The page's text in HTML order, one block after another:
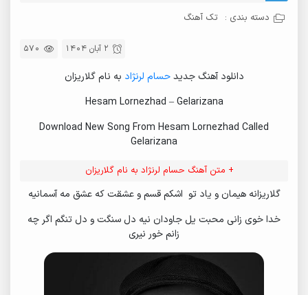
دسته بندی : تک آهنگ
570 2 آبان 1404
دانلود آهنگ جدیدحسام لرنژاد به نام گلاریزان
Hesam Lornezhad – Gelarizana
Download New Song From Hesam Lornezhad Called
Gelarizana
+ متن آهنگ حسام لرنژاد به نام گلاریزان
گلاریزانه هیمان و یاد تو اشکم قسم و عشقت که عشق مه آسمانیه
خدا خوی زانی محبت یل جاودان نیه دل سنگت و دل تنگم اگر چه
زانم خور نیری